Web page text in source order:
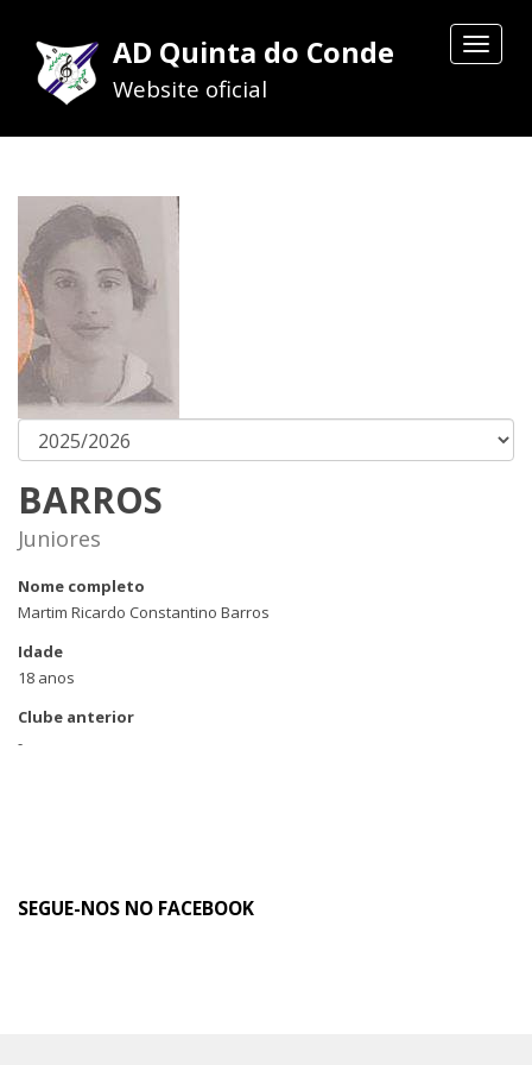
Toggle
AD Quinta do Conde
Website oficial
BARROS
Juniores
Nome completo
Martim Ricardo Constantino Barros
Idade
18 anos
Clube anterior
-
SEGUE-NOS NO FACEBOOK